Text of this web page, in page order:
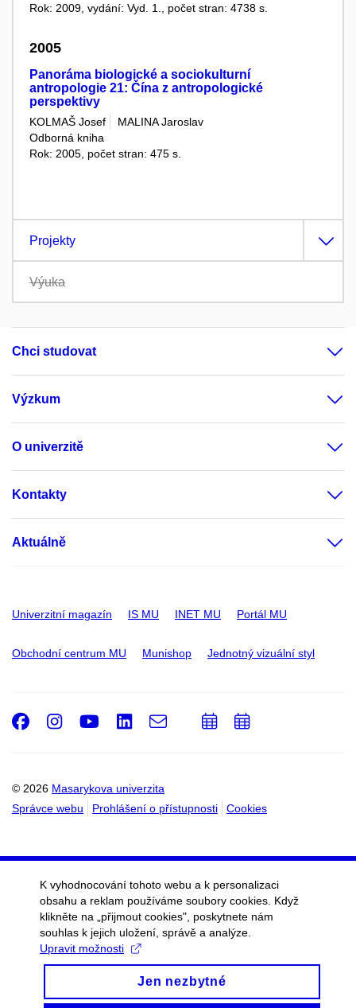
Rok: 2009, vydání: Vyd. 1., počet stran: 4738 s.
2005
Panoráma biologické a sociokulturní
antropologie 21: Čína z antropologické
perspektivy
KOLMAŠ Josef
MALINA Jaroslav
Odborná kniha
Rok: 2005, počet stran: 475 s.
Projekty
Výuka
Chci studovat
Výzkum
O univerzitě
Kontakty
Aktuálně
Univerzitní magazín IS MU INET MU Portál MU
Obchodní centrum MU Munishop Jednotný vizuální styl
© 2026 Masarykova univerzita
Správce webu
Prohlášení o přístupnosti Cookies
Facebook
Instagram
Youtube
LinkedIn
e-
PřidatPřidat
K vyhodnocování tohoto webu a k personalizaci
obsahu a reklam používáme soubory cookies. Když
klikněte na „přijmout cookies", poskytnete nám
souhlas k jejich uložení, správě a analýze.
Upravit možnosti
Jen nezbytné